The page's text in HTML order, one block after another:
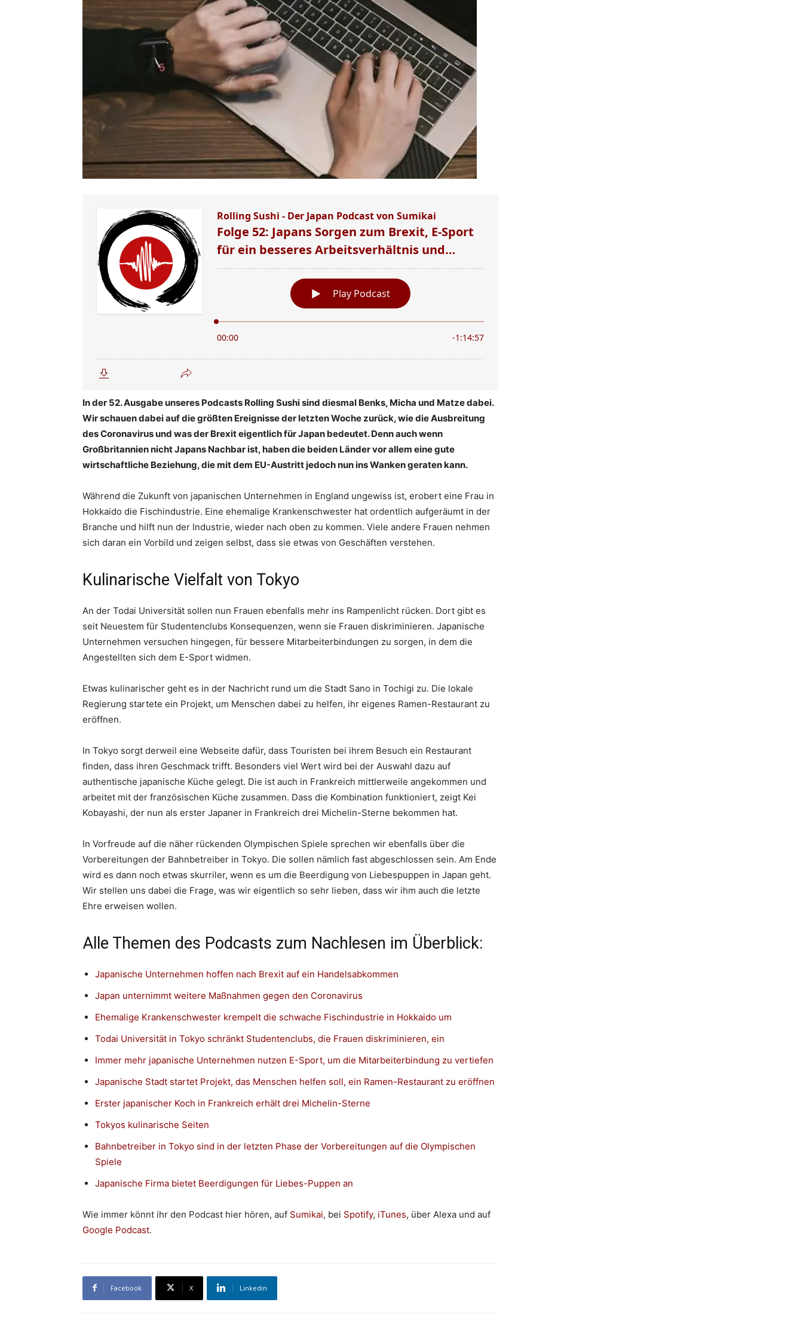
In der 52. Ausgabe unseres Podcasts Rolling Sushi sind diesmal Benks, Micha und Matze dabei.
Wir schauen dabei auf die größten Ereignisse der letzten Woche zurück, wie die Ausbreitung
des Coronavirus und was der Brexit eigentlich für Japan bedeutet. Denn auch wenn
Großbritannien nicht Japans Nachbar ist, haben die beiden Länder vor allem eine gute
wirtschaftliche Beziehung, die mit dem EU-Austritt jedoch nun ins Wanken geraten kann.
Während die Zukunft von japanischen Unternehmen in England ungewiss ist, erobert eine Frau in
Hokkaido die Fischindustrie. Eine ehemalige Krankenschwester hat ordentlich aufgeräumt in der
Branche und hilft nun der Industrie, wieder nach oben zu kommen. Viele andere Frauen nehmen
sich daran ein Vorbild und zeigen selbst, dass sie etwas von Geschäften verstehen.
Kulinarische Vielfalt von Tokyo
An der Todai Universität sollen nun Frauen ebenfalls mehr ins Rampenlicht rücken. Dort gibt es
seit Neuestem für Studentenclubs Konsequenzen, wenn sie Frauen diskriminieren. Japanische
Unternehmen versuchen hingegen, für bessere Mitarbeiterbindungen zu sorgen, in dem die
Angestellten sich dem E-Sport widmen.
Etwas kulinarischer geht es in der Nachricht rund um die Stadt Sano in Tochigi zu. Die lokale
Regierung startete ein Projekt, um Menschen dabei zu helfen, ihr eigenes Ramen-Restaurant zu
eröffnen.
In Tokyo sorgt derweil eine Webseite dafür, dass Touristen bei ihrem Besuch ein Restaurant
finden, dass ihren Geschmack trifft. Besonders viel Wert wird bei der Auswahl dazu auf
authentische japanische Küche gelegt. Die ist auch in Frankreich mittlerweile angekommen und
arbeitet mit der französischen Küche zusammen. Dass die Kombination funktioniert, zeigt Kei
Kobayashi, der nun als erster Japaner in Frankreich drei Michelin-Sterne bekommen hat.
In Vorfreude auf die näher rückenden Olympischen Spiele sprechen wir ebenfalls über die
Vorbereitungen der Bahnbetreiber in Tokyo. Die sollen nämlich fast abgeschlossen sein. Am Ende
wird es dann noch etwas skurriler, wenn es um die Beerdigung von Liebespuppen in Japan geht.
Wir stellen uns dabei die Frage, was wir eigentlich so sehr lieben, dass wir ihm auch die letzte
Ehre erweisen wollen.
Alle Themen des Podcasts zum Nachlesen im Überblick:
Japanische Unternehmen hoffen nach Brexit auf ein Handelsabkommen
Japan unternimmt weitere Maßnahmen gegen den Coronavirus
Ehemalige Krankenschwester krempelt die schwache Fischindustrie in Hokkaido um
Todai Universität in Tokyo schränkt Studentenclubs, die Frauen diskriminieren, ein
Immer mehr japanische Unternehmen nutzen E-Sport, um die Mitarbeiterbindung zu vertiefen
Japanische Stadt startet Projekt, das Menschen helfen soll, ein Ramen-Restaurant zu eröffnen
Erster japanischer Koch in Frankreich erhält drei Michelin-Sterne
Tokyos kulinarische Seiten
Bahnbetreiber in Tokyo sind in der letzten Phase der Vorbereitungen auf die Olympischen
Spiele
Japanische Firma bietet Beerdigungen für Liebes-Puppen an
Wie immer könnt ihr den Podcast hier hören, auf Sumikai, bei Spotify, iTunes, über Alexa und auf
Google Podcast.
Facebook X Linkedin